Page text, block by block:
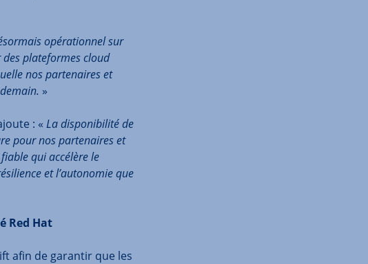
opérationnel sur
des plateformes cloud
nos partenaires et
»
: « La disponibilité de
pour nos partenaires et
qui accélère le
et l’autonomie que
Red Hat
afin de garantir que les